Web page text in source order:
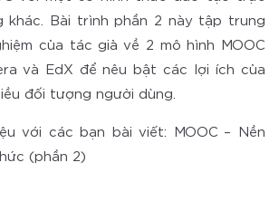
khác. Bài trình phần 2 này tập trung
của tác giả về 2 mô hình MOOC
và EdX để nêu bật các lợi ích của
đối tượng người dùng.
với các bạn bài viết: MOOC – Nền
(phần 2)